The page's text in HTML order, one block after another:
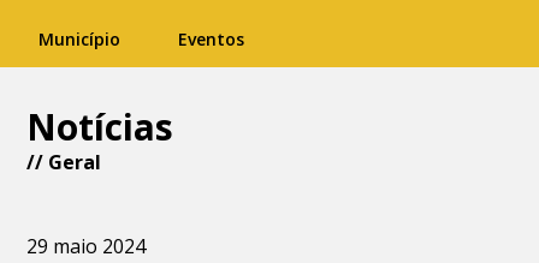
Município Eventos
Notícias
// Geral
29 maio 2024